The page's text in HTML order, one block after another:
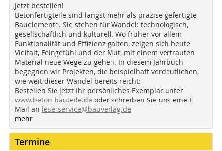
Jetzt bestellen!
Betonfertigteile sind längst mehr als präzise gefertigte
Bauelemente. Sie stehen für Wandel: technologisch,
gesellschaftlich und kulturell. Wo früher vor allem
Funktionalität und Effizienz galten, zeigen sich heute
Vielfalt, Feingefühl und der Mut, mit einem vertrauten
Material neue Wege zu gehen. In diesem Jahrbuch
begegnen wir Projekten, die beispielhaft verdeutlichen,
wie weit dieser Wandel bereits reicht:
Bestellen Sie jetzt Ihr persönliches Exemplar unter
www.beton-bauteile.de oder schreiben Sie uns eine E-
Mail an leserservice@bauverlag.de
mehr
Termine